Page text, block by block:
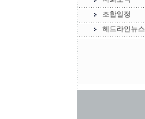
조합일정
헤드라인뉴스